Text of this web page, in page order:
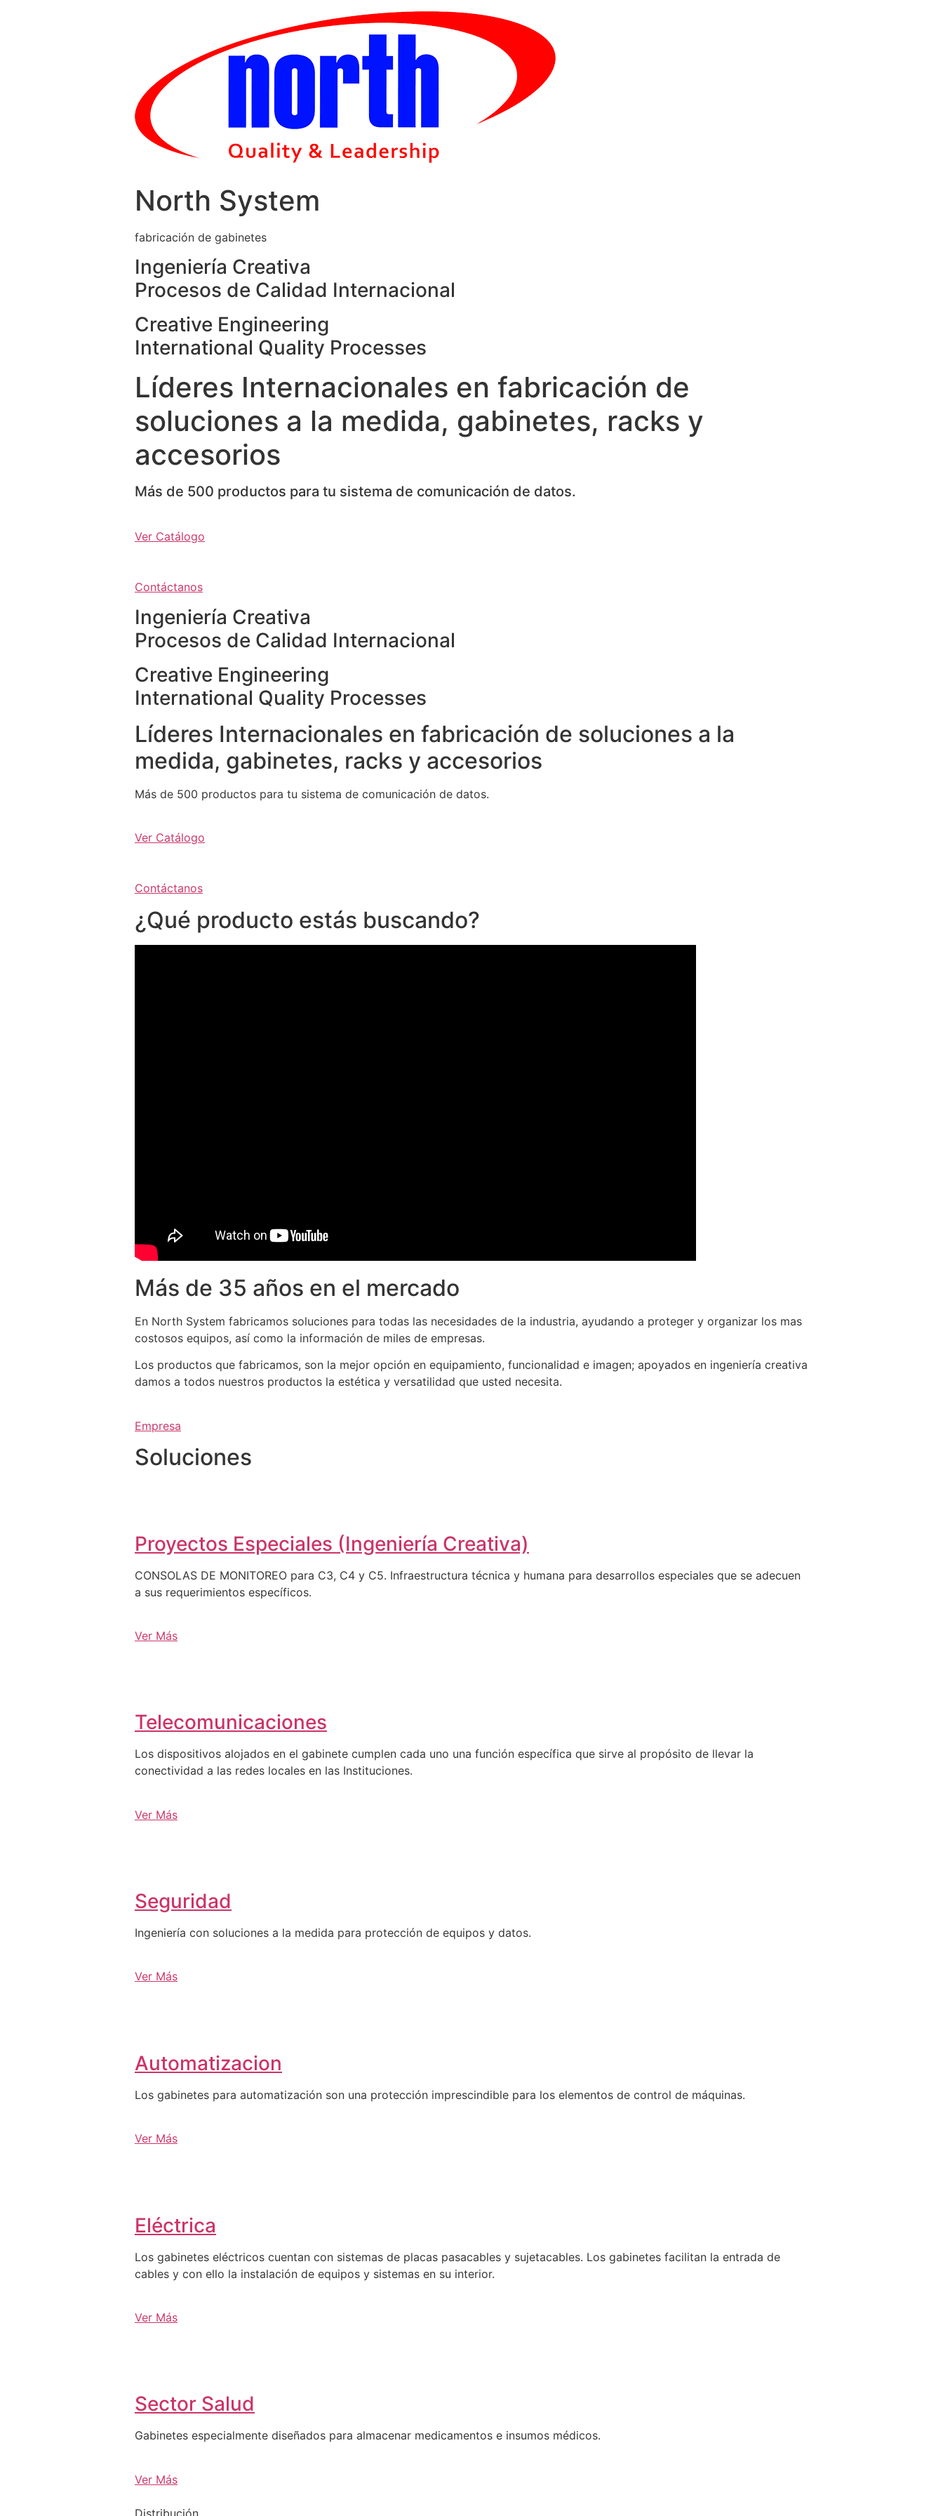
North System
fabricación de gabinetes
Ingeniería Creativa
Procesos de Calidad Internacional
Creative Engineering
International Quality Processes
Líderes Internacionales en fabricación de
soluciones a la medida, gabinetes, racks y
accesorios
Más de 500 productos para tu sistema de comunicación de datos.
Ver Catálogo
Contáctanos
Ingeniería Creativa
Procesos de Calidad Internacional
Creative Engineering
International Quality Processes
Líderes Internacionales en fabricación de soluciones a la
medida, gabinetes, racks y accesorios
Más de 500 productos para tu sistema de comunicación de datos.
Ver Catálogo
Contáctanos
¿Qué producto estás buscando?
Más de 35 años en el mercado
En North System fabricamos soluciones para todas las necesidades de la industria, ayudando a proteger y organizar los mas
costosos equipos, así como la información de miles de empresas.
Los productos que fabricamos, son la mejor opción en equipamiento, funcionalidad e imagen; apoyados en ingeniería creativa
damos a todos nuestros productos la estética y versatilidad que usted necesita.
Empresa
Soluciones
Proyectos Especiales (Ingeniería Creativa)
CONSOLAS DE MONITOREO para C3, C4 y C5. Infraestructura técnica y humana para desarrollos especiales que se adecuen
a sus requerimientos específicos.
Ver Más
Telecomunicaciones
Los dispositivos alojados en el gabinete cumplen cada uno una función específica que sirve al propósito de llevar la
conectividad a las redes locales en las Instituciones.
Ver Más
Seguridad
Ingeniería con soluciones a la medida para protección de equipos y datos.
Ver Más
Automatizacion
Los gabinetes para automatización son una protección imprescindible para los elementos de control de máquinas.
Ver Más
Eléctrica
Los gabinetes eléctricos cuentan con sistemas de placas pasacables y sujetacables. Los gabinetes facilitan la entrada de
cables y con ello la instalación de equipos y sistemas en su interior.
Ver Más
Sector Salud
Gabinetes especialmente diseñados para almacenar medicamentos e insumos médicos.
Ver Más
Distribución